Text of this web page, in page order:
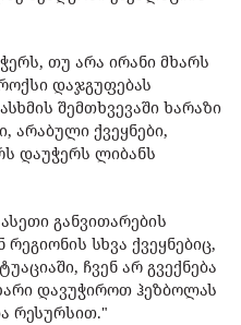
თუ არა ირანი მხარს
დაჯგუფებას
შემთხვევაში ხარაზი
არაბული ქვეყნები,
დაუჭერს ლიბანს
განვითარების
რეგიონის სხვა ქვეყნებიც,
ჩვენ არ გვექნება
დავუჭიროთ ჰეზბოლას
რესურსით."